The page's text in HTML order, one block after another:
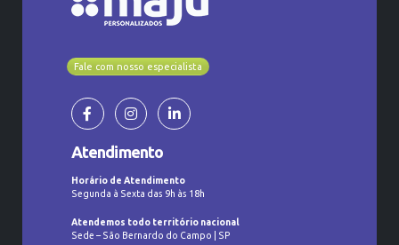
Fale com nosso especialista
Atendimento
Horário de Atendimento
Segunda à Sexta das 9h às 18h
Atendemos todo território nacional
Sede – São Bernardo do Campo | SP